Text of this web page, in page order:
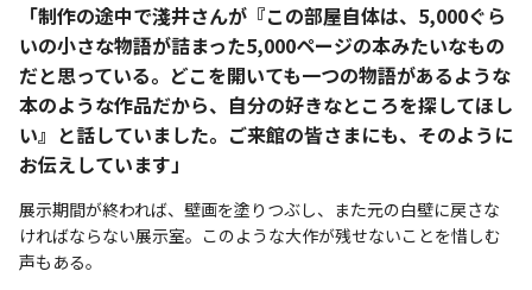
「制作の途中で淺井さんが『この部屋自体は、5,000ぐら
いの小さな物語が詰まった5,000ページの本みたいなもの
だと思っている。どこを開いても一つの物語があるような
本のような作品だから、自分の好きなところを探してほし
い』と話していました。ご来館の皆さまにも、そのように
お伝えしています」
展示期間が終われば、壁画を塗りつぶし、また元の白壁に戻さな
ければならない展示室。このような大作が残せないことを惜しむ
声もある。